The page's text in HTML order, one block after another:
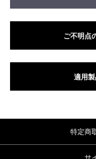
ご不明点
適用
特定商